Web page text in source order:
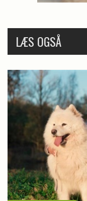
LÆS OGSÅ